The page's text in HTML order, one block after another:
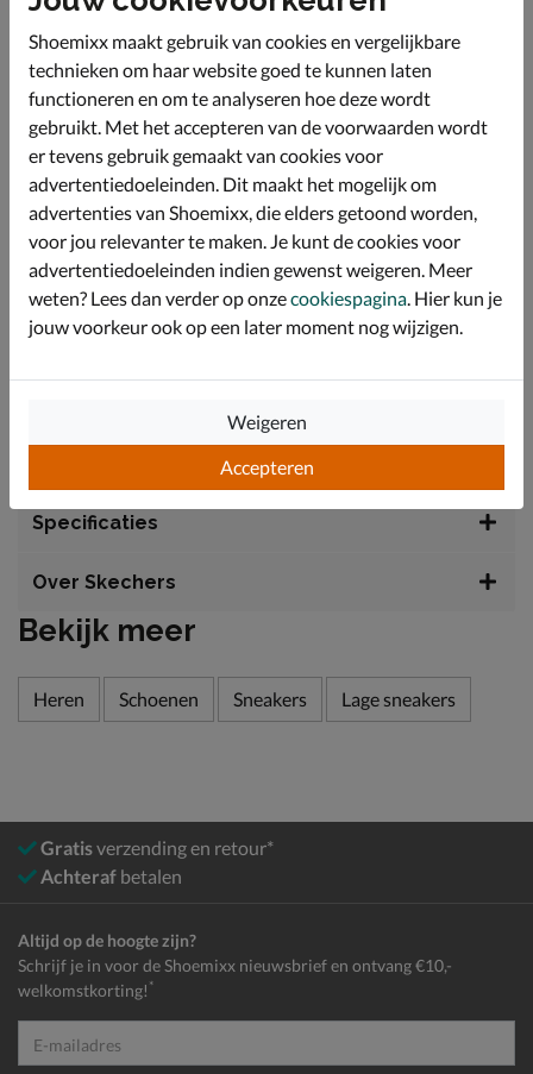
zorgt voor een comfortabele pasvorm gedurende de
hele dag.
De binnenvoering is gemaakt van zacht textiel dat
heerlijk comfortabel aanvoelt en wrijving langs de voet
minimaliseert. Dit materiaal draagt bij aan een gezond
binnenklimaat in de schoen en zorgt voor een
aangename ervaring, zelfs bij langdurig dragen.
Uitgerust met het gepatenteerde Arch Fit voetbed.
Deze biedt door podotherapeuten gecertificeerde
ondersteuning van de voetboog en vermindert
schokken tijdens het lopen. Dit voetbed is ontworpen
om het gewicht gelijkmatig te verdelen en vormt zich
naar uw voet voor persoonlijke ondersteuning.
een Glide-Step ontwerp dat zorgt voor een natuurlijke
uitstekende grip en stabiliteit, terwijl de holle
kussentjes zorgen voor een zachte landing.
Specificaties
Over Skechers
Bekijk meer
Heren Schoenen Sneakers Lage sneakers
Gratisverzending en retour*
Achteraf betalen
Altijd op de hoogte zijn?
Schrijf je in voor de Shoemixx nieuwsbrief en ontvang €10,-
welkomstkorting! *
Shoemixx maakt gebruik van cookies en vergelijkbare
technieken om haar website goed te kunnen laten
functioneren en om te analyseren hoe deze wordt
gebruikt. Met het accepteren van de voorwaarden wordt
er tevens gebruik gemaakt van cookies voor
advertentiedoeleinden. Dit maakt het mogelijk om
advertenties van Shoemixx, die elders getoond worden,
voor jou relevanter te maken. Je kunt de cookies voor
advertentiedoeleinden indien gewenst weigeren. Meer
weten? Lees dan verder op onzecookiespagina . Hier kun je
jouw voorkeur ook op een later moment nog wijzigen.
Accepteren
Weigeren